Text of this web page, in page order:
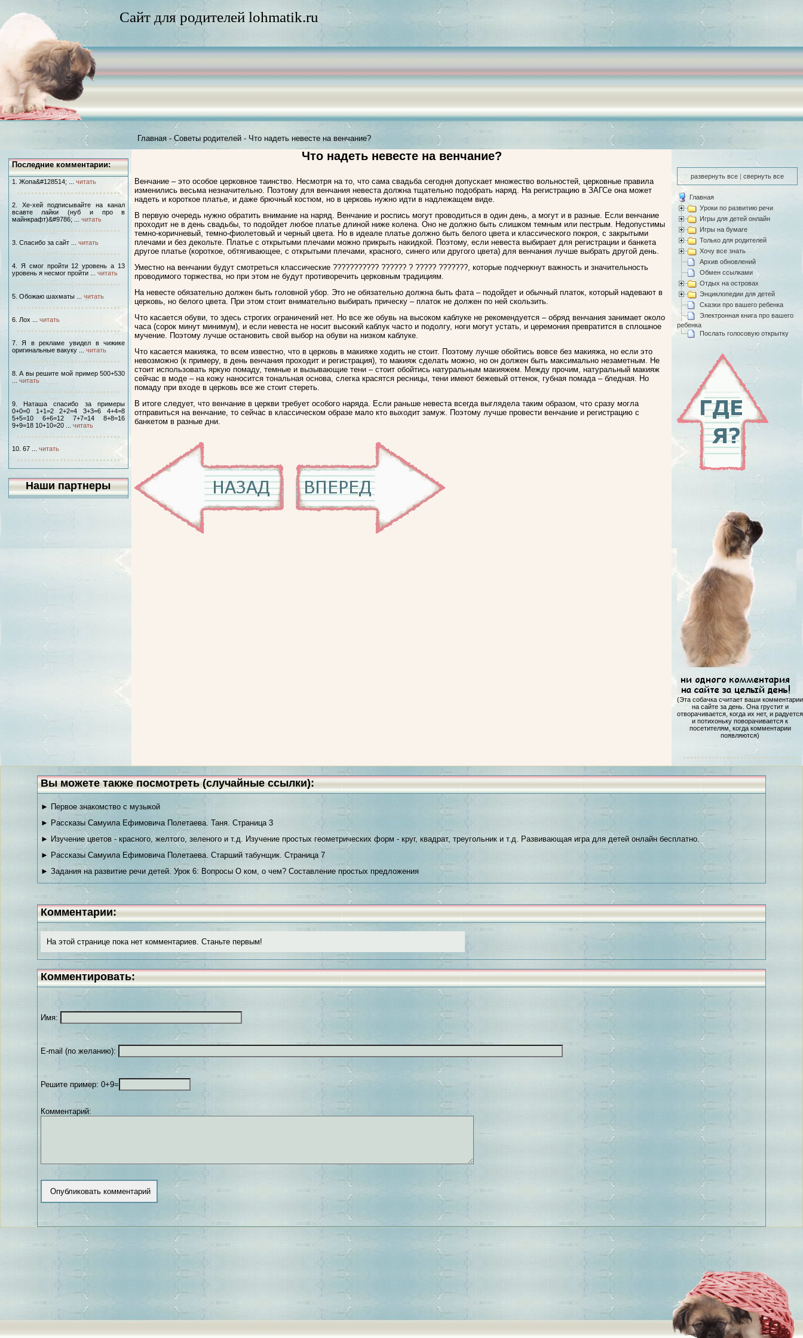
Сайт для родителей lohmatik.ru
Главная - Советы родителей - Что надеть невесте на венчание?
Последние комментарии:
1. Жопа&#128514; ... читать
2. Хе-хей подписывайте на канал
всавте лайки (нуб и про в
майнкрафт)&#9786; ... читать
3. Спасибо за сайт ... читать
4. Я смог пройти 12 уровень а 13
уровень я несмог пройти ... читать
5. Обожаю шахматы ... читать
6. Лох ... читать
7. Я в рекламе увидел в чижике
оригинальные вакуку ... читать
8. А вы решите мой пример 500+530
читать
9. Наташа спасибо за примеры
0+0=0 1+1=2 2+2=4 3+3=6 4+4=8
5+5=10 6+6=12 7+7=14 8+8=16
9+9=18 10+10=20 ... читать
10. 67 ... читать
Наши партнеры
Что надеть невесте на венчание?
Венчание – это особое церковное таинство. Несмотря на то, что сама свадьба сегодня допускает множество вольностей, церковные правила
изменились весьма незначительно. Поэтому для венчания невеста должна тщательно подобрать наряд. На регистрацию в ЗАГСе она может
надеть и короткое платье, и даже брючный костюм, но в церковь нужно идти в надлежащем виде.
В первую очередь нужно обратить внимание на наряд. Венчание и роспись могут проводиться в один день, а могут и в разные. Если венчание
проходит не в день свадьбы, то подойдет любое платье длиной ниже колена. Оно не должно быть слишком темным или пестрым. Недопустимы
темно-коричневый, темно-фиолетовый и черный цвета. Но в идеале платье должно быть белого цвета и классического покроя, с закрытыми
плечами и без декольте. Платье с открытыми плечами можно прикрыть накидкой. Поэтому, если невеста выбирает для регистрации и банкета
другое платье (короткое, обтягивающее, с открытыми плечами, красного, синего или другого цвета) для венчания лучше выбрать другой день.
Уместно на венчании будут смотреться классические ??????????? ?????? ? ????? ???????, которые подчеркнут важность и значительность
проводимого торжества, но при этом не будут противоречить церковным традициям.
На невесте обязательно должен быть головной убор. Это не обязательно должна быть фата – подойдет и обычный платок, который надевают в
церковь, но белого цвета. При этом стоит внимательно выбирать прическу – платок не должен по ней скользить.
Что касается обуви, то здесь строгих ограничений нет. Но все же обувь на высоком каблуке не рекомендуется – обряд венчания занимает около
часа (сорок минут минимум), и если невеста не носит высокий каблук часто и подолгу, ноги могут устать, и церемония превратится в сплошное
мучение. Поэтому лучше остановить свой выбор на обуви на низком каблуке.
Что касается макияжа, то всем известно, что в церковь в макияже ходить не стоит. Поэтому лучше обойтись вовсе без макияжа, но если это
невозможно (к примеру, в день венчания проходит и регистрация), то макияж сделать можно, но он должен быть максимально незаметным. Не
стоит использовать яркую помаду, темные и вызывающие тени – стоит обойтись натуральным макияжем. Между прочим, натуральный макияж
сейчас в моде – на кожу наносится тональная основа, слегка красятся ресницы, тени имеют бежевый оттенок, губная помада – бледная. Но
помаду при входе в церковь все же стоит стереть.
В итоге следует, что венчание в церкви требует особого наряда. Если раньше невеста всегда выглядела таким образом, что сразу могла
отправиться на венчание, то сейчас в классическом образе мало кто выходит замуж. Поэтому лучше провести венчание и регистрацию с
банкетом в разные дни.
развернуть все | свернуть все
Главная
Уроки по развитию речи
Игры для детей онлайн
Игры на бумаге
Только для родителей
Хочу все знать
Архив обновлений
Обмен ссылками
Отдых на островах
Энциклопедии для детей
Сказки про вашего ребенка
Электронная книга про вашего
ребенка
Послать голосовую открытку
(Эта собачка считает ваши комментарии
на сайте за день. Она грустит и
отворачивается, когда их нет, и радуется
и потихоньку поворачивается к
посетителям, когда комментарии
появляются)
Вы можете также посмотреть (случайные ссылки):
► Первое знакомство с музыкой
► Рассказы Самуила Ефимовича Полетаева. Таня. Страница 3
► Изучение цветов - красного, желтого, зеленого и т.д. Изучение простых геометрических форм - круг, квадрат, треугольник и т.д. Развивающая игра для детей онлайн бесплатно.
► Рассказы Самуила Ефимовича Полетаева. Старший табунщик. Страница 7
► Задания на развитие речи детей. Урок 6: Вопросы О ком, о чем? Составление простых предложения
Комментарии:
На этой странице пока нет комментариев. Станьте первым!
Комментировать:
Имя:
E-mail (по желанию):
Решите пример: 0+9=
Комментарий: